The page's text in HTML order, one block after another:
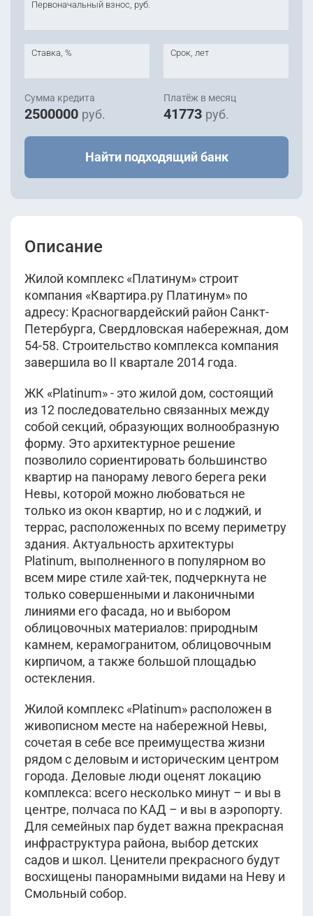
Первоначальный взнос, руб.
Ставка, % Срок, лет
Сумма кредита
2500000 руб.
Платёж в месяц
41773 руб.
Найти подходящий банк
Описание
Жилой комплекс «Платинум» строит
компания «Квартира.ру Платинум» по
адресу: Красногвардейский район Санкт-
Петербурга, Свердловская набережная, дом
54-58. Строительство комплекса компания
завершила во II квартале 2014 года.
ЖК «Platinum» - это жилой дом, состоящий
из 12 последовательно связанных между
собой секций, образующих волнообразную
форму. Это архитектурное решение
позволило сориентировать большинство
квартир на панораму левого берега реки
Невы, которой можно любоваться не
только из окон квартир, но и с лоджий, и
террас, расположенных по всему периметру
здания. Актуальность архитектуры
Platinum, выполненного в популярном во
всем мире стиле хай-тек, подчеркнута не
только совершенными и лаконичными
линиями его фасада, но и выбором
облицовочных материалов: природным
камнем, керамогранитом, облицовочным
кирпичом, а также большой площадью
остекления.
Жилой комплекс «Platinum» расположен в
живописном месте на набережной Невы,
сочетая в себе все преимущества жизни
рядом с деловым и историческим центром
города. Деловые люди оценят локацию
комплекса: всего несколько минут – и вы в
центре, полчаса по КАД – и вы в аэропорту.
Для семейных пар будет важна прекрасная
инфраструктура района, выбор детских
садов и школ. Ценители прекрасного будут
восхищены панорамными видами на Неву и
Смольный собор.